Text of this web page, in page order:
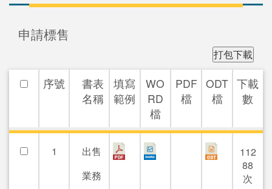
申請標售
序號
書表
名稱
填寫
範例
WO
RD
檔
PDF
檔
ODT
檔
下載
數
1
出售
業務
112
88
次